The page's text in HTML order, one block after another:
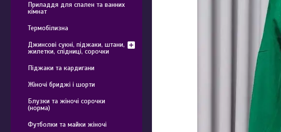
Приладдя для спален та ванних
кімнат
Термобілизна
Джинсові сукні, піджаки, штани,
жилетки, спідниці, сорочки
Піджаки та кардигани
Жіночі бриджі і шорти
Блузки та жіночі сорочки
(норма)
Футболки та майки жіночі